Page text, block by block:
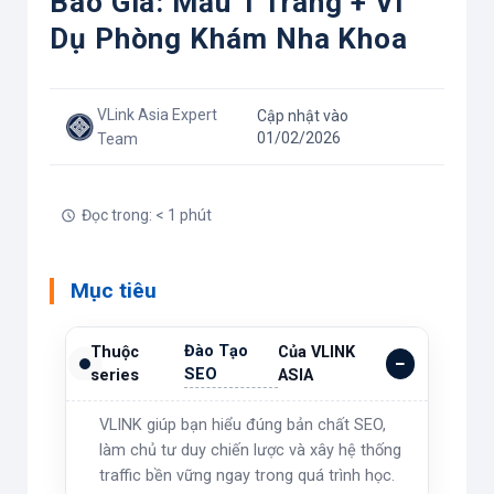
Dụ Phòng Khám Nha Khoa
VLink Asia Expert
Team
Cập nhật vào
01/02/2026
Đọc trong: < 1 phút
Mục tiêu
Thuộc
series
Đào Tạo
SEO
Của VLINK
ASIA
VLINK giúp bạn hiểu đúng bản chất SEO,
làm chủ tư duy chiến lược và xây hệ thống
traffic bền vững ngay trong quá trình học.